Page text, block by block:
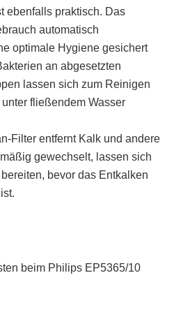
ebenfalls praktisch. Das
automatisch
optimale Hygiene gesichert
an abgesetzten
lassen sich zum Reinigen
fließendem Wasser
Filter entfernt Kalk und andere
gewechselt, lassen sich
bevor das Entkalken
beim Philips EP5365/10